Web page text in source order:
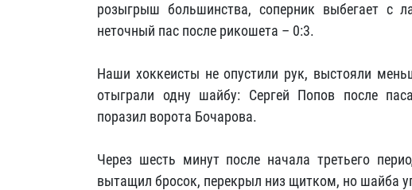
розыгрыш большинства, соперник выбегает с
неточный пас после рикошета – 0:3.
Наши хоккеисты не опустили рук, выстояли
отыграли одну шайбу: Сергей Попов после
поразил ворота Бочарова.
Через шесть минут после начала третьего
вытащил бросок, перекрыл низ щитком, но шайба